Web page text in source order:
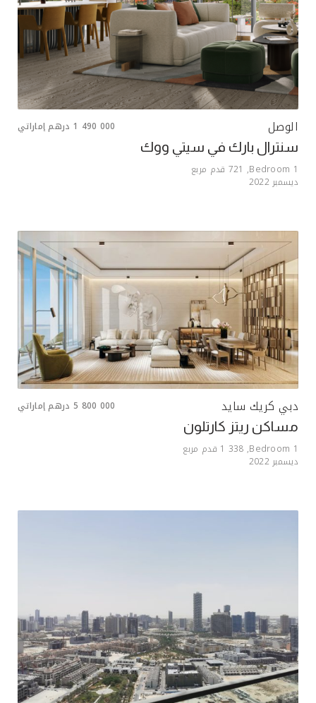
الوصل 1 490 000 درهم إماراتي
سنترال بارك في سيتي ووك
1
721 قدم مربع
ديسمبر 2022
دبي كريك سايد 5 800 000 درهم إماراتي
مساكن ريتز كارتلون
1
1 338 قدم مربع
ديسمبر 2022